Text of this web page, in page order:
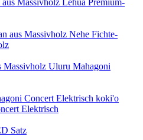
Nehe Fichte-
Uluru Mahagoni
koki'o
Elektrisch
Satz